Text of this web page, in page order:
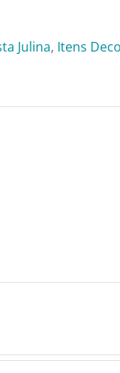
Julina, Itens